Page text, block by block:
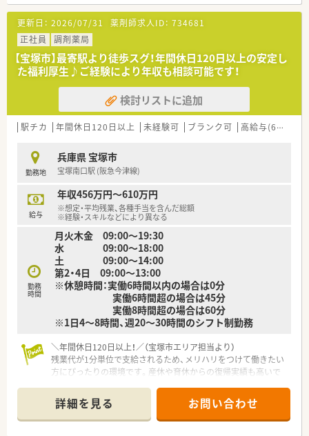
更新日： 2026/07/31 薬剤師求人ID： 734681
正社員
調剤薬局
【宝塚市】最寄駅より徒歩スグ！年間休日120日以上の安定し
た福利厚生♪ご経験により年収も相談可能です！
検討リストに追加
駅チカ 年間休日120日以上 未経験可 ブランク可 高給与(600万円以上)
勤務地
兵庫県 宝塚市
宝塚南口駅 (阪急今津線)
給与
年収456万円～610万円
※想定・平均残業、各種手当を含んだ総額
※経験・スキルなどにより異なる
勤務
時間
月火木金 09:00～19:30
水 09:00～18:00
土 09:00～14:00
第2・4日 09:00～13:00
※休憩時間：実働6時間以内の場合は0分
実働6時間超の場合は45分
実働8時間超の場合は60分
※1日4～8時間、週20～30時間のシフト制勤務
＼年間休日120日以上！／（宝塚市エリア担当より）
残業代が1分単位で支給されるため、メリハリをつけて働きたい
方にぴったりの環境です。産休や育休からの復帰実績も高いで
＊------------------------------------------＊
【店舗情報と応需状況について】
■宝塚南口駅から徒歩2分という大変アクセスが良い立地にあ
詳細を見る お問い合わせ